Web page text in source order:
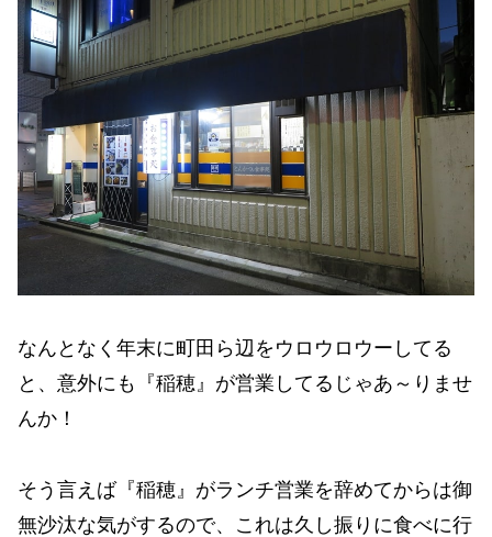
なんとなく年末に町田ら辺をウロウロウーしてる
と、意外にも『稲穂』が営業してるじゃあ～りませ
んか！
そう言えば『稲穂』がランチ営業を辞めてからは御
無沙汰な気がするので、これは久し振りに食べに行